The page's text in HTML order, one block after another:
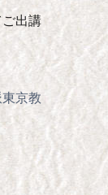
出講
京教